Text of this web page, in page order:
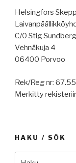
Helsingfors
C/0 Stig Sundberg
Vehnäkuja 4
06400 Porvoo
Rek/Reg nr:
Merkitty
HAKU / SÖK